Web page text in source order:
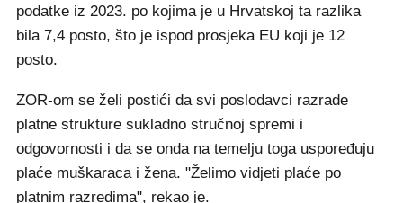
podatke iz 2023. po kojima je u Hrvatskoj ta razlika
bila 7,4 posto, što je ispod prosjeka EU koji je 12
posto.
ZOR-om se želi postići da svi poslodavci razrade
platne strukture sukladno stručnoj spremi i
odgovornosti i da se onda na temelju toga uspoređuju
plaće muškaraca i žena. "Želimo vidjeti plaće po
platnim razredima", rekao je.